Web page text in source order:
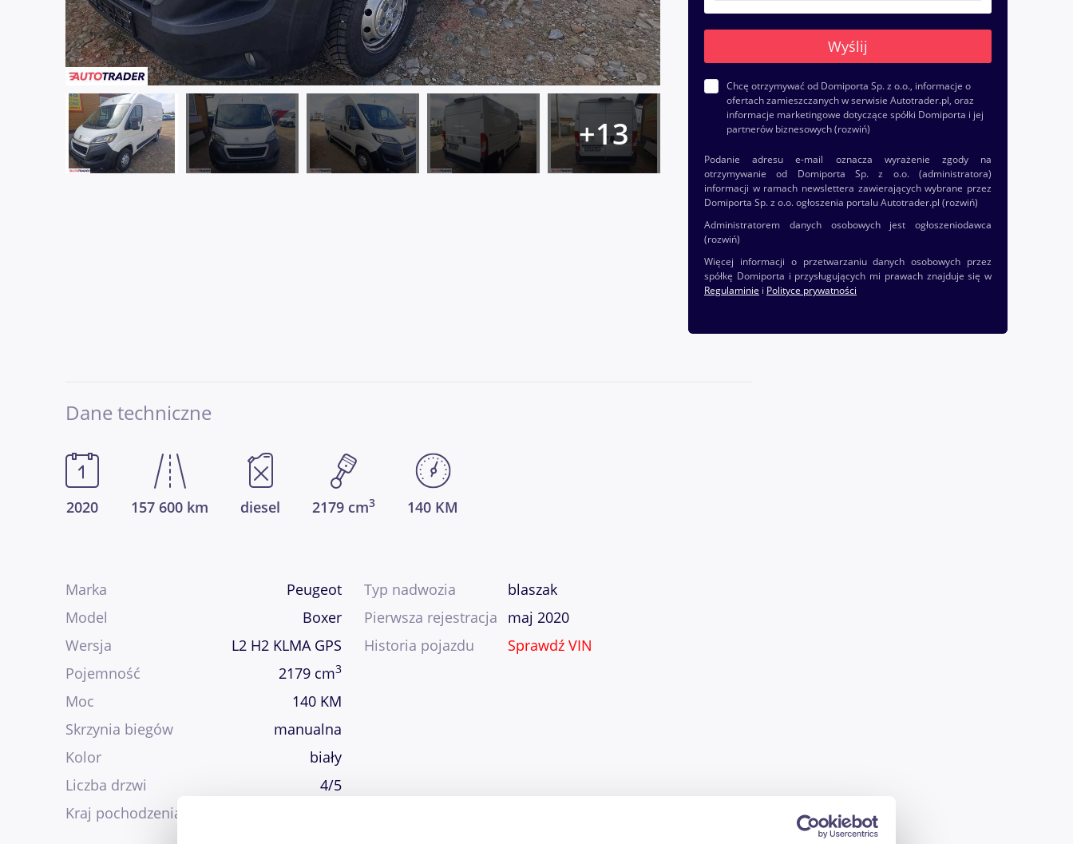
Chcę otrzymywać od Domiporta Sp. z o.o., informacje o
ofertach zamieszczanych w serwisie Autotrader.pl, oraz
informacje marketingowe dotyczące spółki Domiporta i jej
partnerów biznesowych(rozwiń)
Podanie adresu e-mail oznacza wyrażenie zgody na
otrzymywanie od Domiporta Sp. z o.o. (administratora)
informacji w ramach newslettera zawierających wybrane przez
Domiporta Sp. z o.o. ogłoszenia portalu Autotrader.pl (rozwiń)
Administratorem danych osobowych jest ogłoszeniodawca
(rozwiń)
Więcej informacji o przetwarzaniu danych osobowych przez
spółkę Domiporta i przysługujących mi prawach znajduje się w
Regulaminie i Polityce prywatności
Dane techniczne
2020 157 600 km diesel 2179 cm3 140 KM
Marka
Peugeot
Model
Boxer
Wersja
L2 H2 KLMA GPS
Pojemność
2179 cm3
Moc
140 KM
Skrzynia biegów
manualna
Kolor
biały
Liczba drzwi
4/5
Kraj pochodzenia
Typ nadwozia
blaszak
Pierwsza rejestracja
maj 2020
Historia pojazdu
Sprawdź VIN